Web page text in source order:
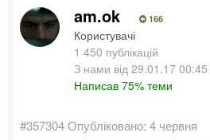
am.ok 166
Користувачі
1 450 публікацій
З нами від 29.01.17 00:45
Написав 75% теми
#357304Опубліковано: 4 червня